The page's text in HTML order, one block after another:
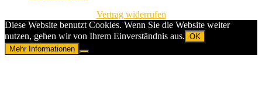
Vertrag widerrufen
Diese Website benutzt Cookies. Wenn Sie die Website weiter
nutzen, gehen wir von Ihrem Einverständnis aus. OK
Mehr Informationen